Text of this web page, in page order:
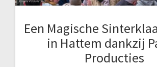
Een Magische
in Hattem dankzij
Producties